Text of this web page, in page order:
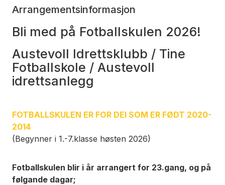
Arrangementsinformasjon
Bli med på Fotballskulen 2026!
Austevoll Idrettsklubb / Tine
Fotballskole / Austevoll
idrettsanlegg
FOTBALLSKULEN ER FOR DEI SOM ER FØDT 2020-
2014
(Begynner i 1.-7.klasse høsten 2026)
Fotballskulen blir i år arrangert for 23.gang, og på
følgande dagar;